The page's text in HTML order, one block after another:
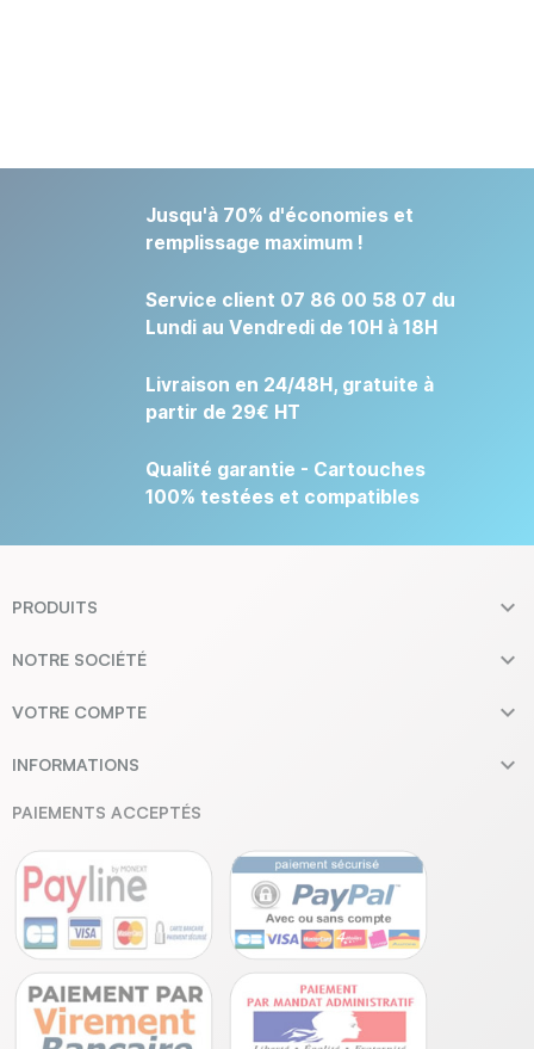
Jusqu'à 70% d'économies et
remplissage maximum !
Service client 07 86 00 58 07 du
Lundi au Vendredi de 10H à 18H
Livraison en 24/48H, gratuite à
partir de 29€ HT
Qualité garantie - Cartouches
100% testées et compatibles
PRODUITS 
NOTRE SOCIÉTÉ 
VOTRE COMPTE 
INFORMATIONS 
PAIEMENTS ACCEPTÉS